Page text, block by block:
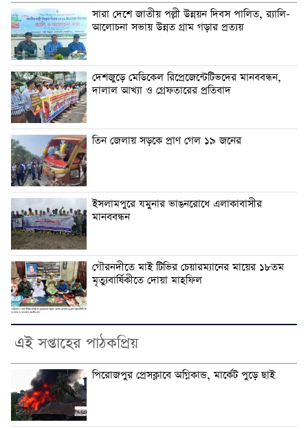
সারা দেশে জাতীয় পল্লী উন্নয়ন দিবস পালিত, র‍্যালি-
আলোচনা সভায় উন্নত গ্রাম গড়ার প্রত্যয়
দেশজুড়ে মেডিকেল রিপ্রেজেন্টেটিভদের মানববন্ধন,
দালাল আখ্যা ও গ্রেফতারের প্রতিবাদ
তিন জেলায় সড়কে প্রাণ গেল ১৯ জনের
ইসলামপুরে যমুনার ভাঙনরোধে এলাকাবাসীর
মানববন্ধন
গৌরনদীতে মাই টিভির চেয়ারম্যানের মায়ের ১৮তম
মৃত্যুবার্ষিকীতে দোয়া মাহফিল
এই সপ্তাহের পাঠকপ্রিয়
পিরোজপুর প্রেসক্লাবে অগ্নিকান্ড, মার্কেট পুড়ে ছাই